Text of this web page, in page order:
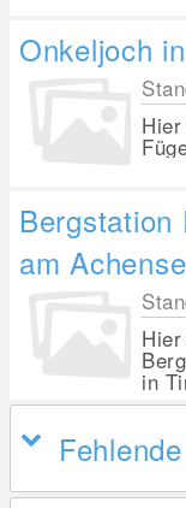
Onkeljoch
Bergstation
am
in